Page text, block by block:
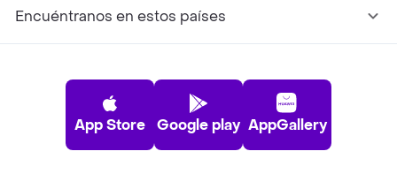
Encuéntranos en estos países
App Store Google play AppGallery